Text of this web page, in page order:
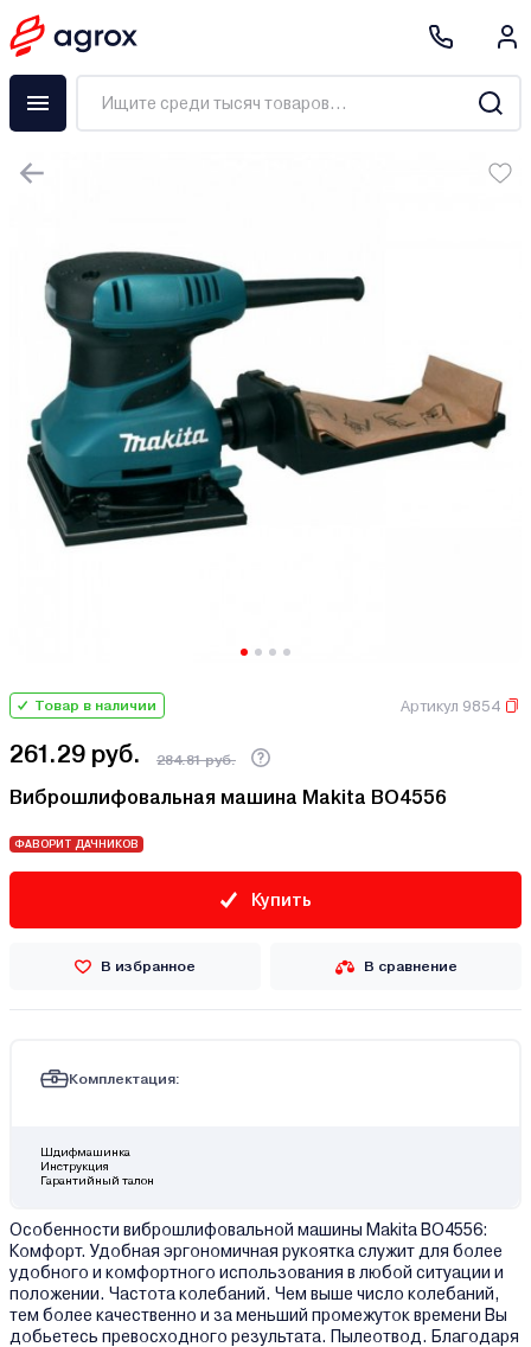
Товар в наличии Артикул 9854
261.29 руб. 284.81 руб.
Виброшлифовальная машина Makita BO4556
ФАВОРИТ ДАЧНИКОВ
Купить
В избранное В сравнение
Комплектация:
Шдифмашинка
Инструкция
Гарантийный талон
Особенности виброшлифовальной машины Makita BO4556:
Комфорт. Удобная эргономичная рукоятка служит для более
удобного и комфортного использования в любой ситуации и
положении. Частота колебаний. Чем выше число колебаний,
тем более качественно и за меньший промежуток времени Вы
добьетесь превосходного результата. Пылеотвод. Благодаря